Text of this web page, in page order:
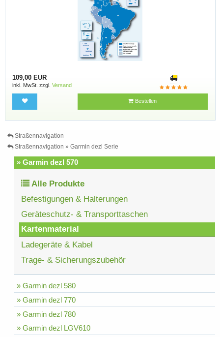
109,00 EUR
inkl. MwSt. zzgl. Versand
Bestellen
Straßennavigation
Straßennavigation » Garmin dezl Serie
» Garmin dezl 570
Alle Produkte
Befestigungen & Halterungen
Geräteschutz- & Transporttaschen
Kartenmaterial
Ladegeräte & Kabel
Trage- & Sicherungszubehör
» Garmin dezl 580
» Garmin dezl 770
» Garmin dezl 780
» Garmin dezl LGV610